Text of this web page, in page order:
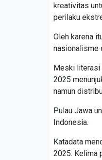
kreativitas
perilaku
Oleh karena
nasionalisme
Meski literasi
2025
namun
Pulau Jawa
Indonesia.
Katadata
2025. Kelima